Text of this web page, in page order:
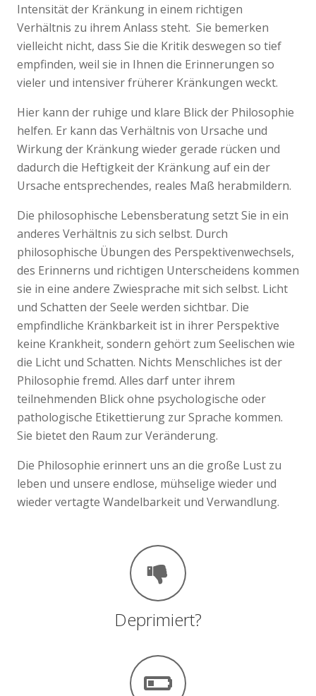
Intensität der Kränkung in einem richtigen
Verhältnis zu ihrem Anlass steht. Sie bemerken
vielleicht nicht, dass Sie die Kritik deswegen so tief
empfinden, weil sie in Ihnen die Erinnerungen so
vieler und intensiver früherer Kränkungen weckt.
Hier kann der ruhige und klare Blick der Philosophie
helfen. Er kann das Verhältnis von Ursache und
Wirkung der Kränkung wieder gerade rücken und
dadurch die Heftigkeit der Kränkung auf ein der
Ursache entsprechendes, reales Maß herabmildern.
Die philosophische Lebensberatung setzt Sie in ein
anderes Verhältnis zu sich selbst. Durch
philosophische Übungen des Perspektivenwechsels,
des Erinnerns und richtigen Unterscheidens kommen
sie in eine andere Zwiesprache mit sich selbst. Licht
und Schatten der Seele werden sichtbar. Die
empfindliche Kränkbarkeit ist in ihrer Perspektive
keine Krankheit, sondern gehört zum Seelischen wie
die Licht und Schatten. Nichts Menschliches ist der
Philosophie fremd. Alles darf unter ihrem
teilnehmenden Blick ohne psychologische oder
pathologische Etikettierung zur Sprache kommen.
Sie bietet den Raum zur Veränderung.
Die Philosophie erinnert uns an die große Lust zu
leben und unsere endlose, mühselige wieder und
wieder vertagte Wandelbarkeit und Verwandlung.
Deprimiert?